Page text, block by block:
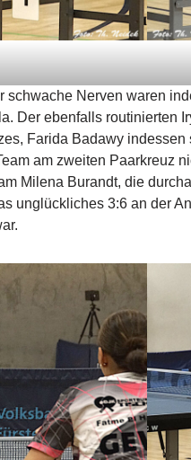
schwache Nerven waren
Der ebenfalls routinierten
Farida Badawy
am zweiten Paarkreuz
Milena Burandt, die
unglückliches 3:6 an der